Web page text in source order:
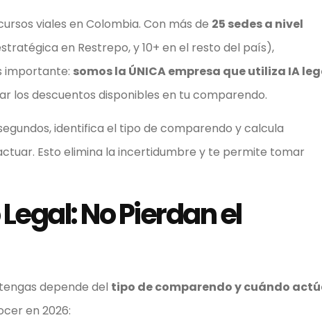
viales en Colombia. Con más de 25 sedes a nivel
en Restrepo, y 10+ en el resto del país),
importante: somos la ÚNICA empresa que utiliza IA
los descuentos disponibles en tu comparendo.
identifica el tipo de comparendo y calcula
Esto elimina la incertidumbre y te permite tomar
No Pierdan el
depende del tipo de comparendo y cuándo
en 2026: